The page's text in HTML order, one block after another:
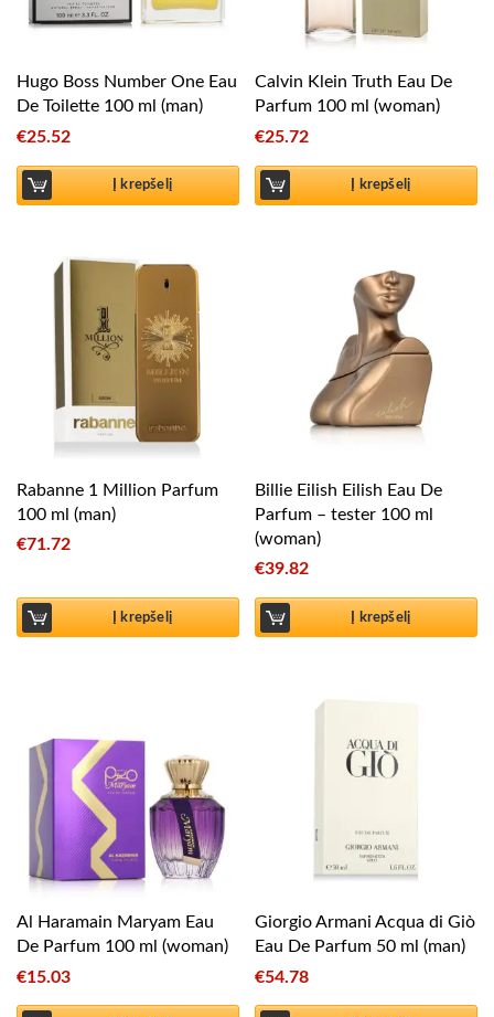
Hugo Boss Number One Eau
De Toilette 100 ml (man)
€25.52
Į krepšelį
Calvin Klein Truth Eau De
Parfum 100 ml (woman)
€25.72
Į krepšelį
Rabanne 1 Million Parfum
100 ml (man)
€71.72
Į krepšelį
Billie Eilish Eilish Eau De
Parfum – tester 100 ml
(woman)
€39.82
Į krepšelį
Al Haramain Maryam Eau
De Parfum 100 ml (woman)
€15.03
Giorgio Armani Acqua di Giò
Eau De Parfum 50 ml (man)
€54.78